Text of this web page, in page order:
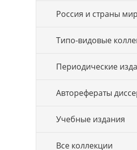
Россия и страны
Типо-видовые
Периодические
Авторефераты
Учебные издания
Все коллекции